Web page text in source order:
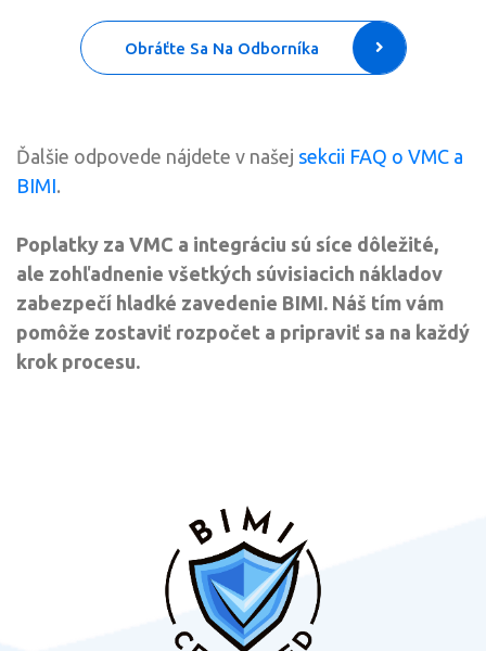
Obráťte Sa Na Odborníka
Ďalšie odpovede nájdete v našej sekcii FAQ o VMC a
BIMI.
Poplatky za VMC a integráciu sú síce dôležité,
ale zohľadnenie všetkých súvisiacich nákladov
zabezpečí hladké zavedenie BIMI. Náš tím vám
pomôže zostaviť rozpočet a pripraviť sa na každý
krok procesu.